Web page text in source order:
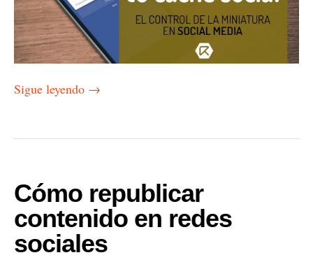
Sigue leyendo →
Cómo republicar
contenido en redes
sociales